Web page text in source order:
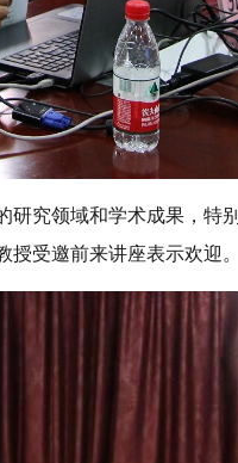
研究领域和学术成果，特
受邀前来讲座表示欢迎。